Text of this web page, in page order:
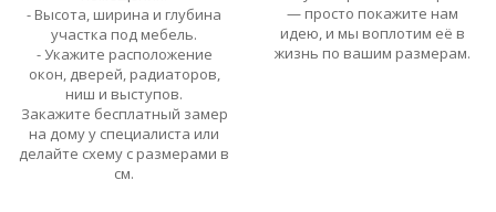
- Высота, ширина и глубина
участка под мебель.
- Укажите расположение
окон, дверей, радиаторов,
ниш и выступов.
Закажите бесплатный замер
на дому у специалиста или
делайте схему с размерами в
см.
— просто покажите нам
идею, и мы воплотим её в
жизнь по вашим размерам.